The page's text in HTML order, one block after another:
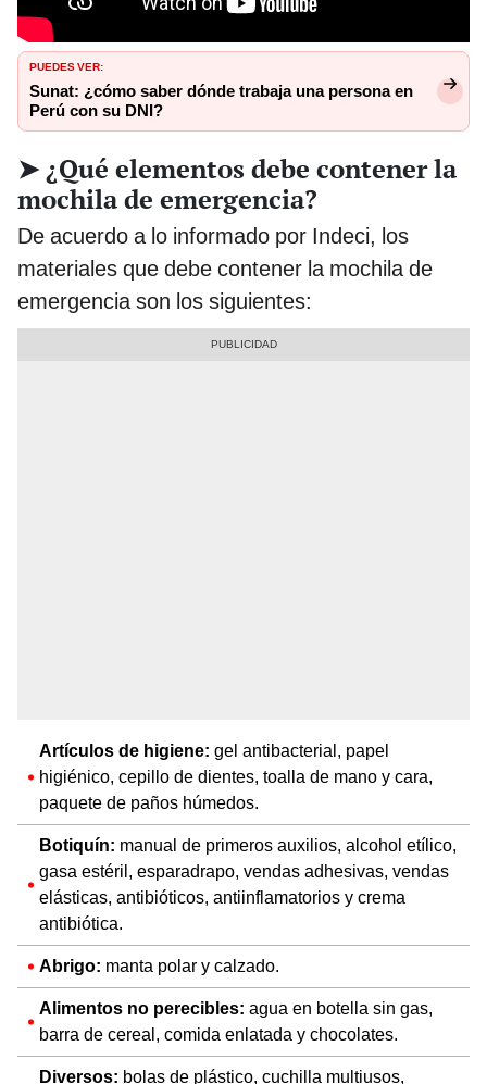
PUEDES VER:
Sunat: ¿cómo saber dónde trabaja una persona en
Perú con su DNI?
➤ ¿Qué elementos debe contener la
mochila de emergencia?
De acuerdo a lo informado por Indeci, los
materiales que debe contener la mochila de
emergencia son los siguientes:
Artículos de higiene: gel antibacterial, papel
higiénico, cepillo de dientes, toalla de mano y cara,
paquete de paños húmedos.
Botiquín: manual de primeros auxilios, alcohol etílico,
gasa estéril, esparadrapo, vendas adhesivas, vendas
elásticas, antibióticos, antiinflamatorios y crema
antibiótica.
Abrigo: manta polar y calzado.
Alimentos no perecibles: agua en botella sin gas,
barra de cereal, comida enlatada y chocolates.
Diversos: bolas de plástico, cuchilla multiusos,